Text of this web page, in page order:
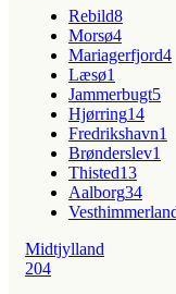
Rebild8
Morsø4
Mariagerfjord4
Læsø1
Jammerbugt5
Hjørring14
Fredrikshavn1
Brønderslev1
Thisted13
Aalborg34
Midtjylland
204